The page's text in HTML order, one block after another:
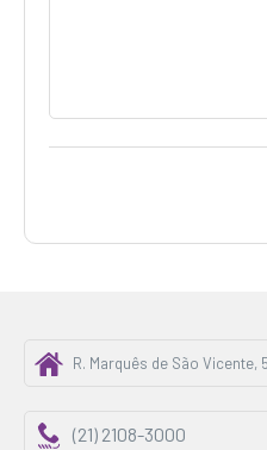
R. Marquês de São Vicente,
(21) 2108-3000